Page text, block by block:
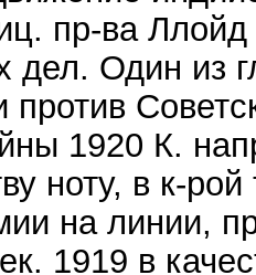
пр-ва
дел. Один из
против
1920 К.
ноту, в к-
на линии,
1919 в